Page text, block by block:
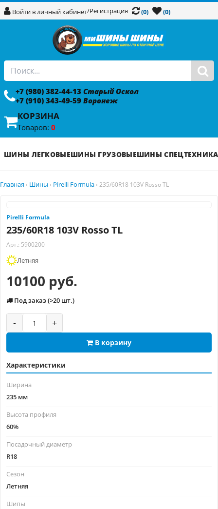
Войти в личный кабинет/Регистрация (0) (0)
+7 (980) 382-44-13 Старый Оскол
+7 (910) 343-49-59 Воронеж
КОРЗИНА
Товаров: 0
ШИНЫ ЛЕГКОВЫЕШИНЫ ГРУЗОВЫЕШИНЫ СПЕЦТЕХНИКА
Главная › Шины › Pirelli Formula › 235/60R18 103V Rosso TL
Pirelli Formula
235/60R18 103V Rosso TL
Арт.: 5900200
Летняя
10100 руб.
Под заказ (>20 шт.)
- +
В корзину
Характеристики
Ширина
235 мм
Высота профиля
60%
Посадочный диаметр
R18
Сезон
Летняя
Шипы